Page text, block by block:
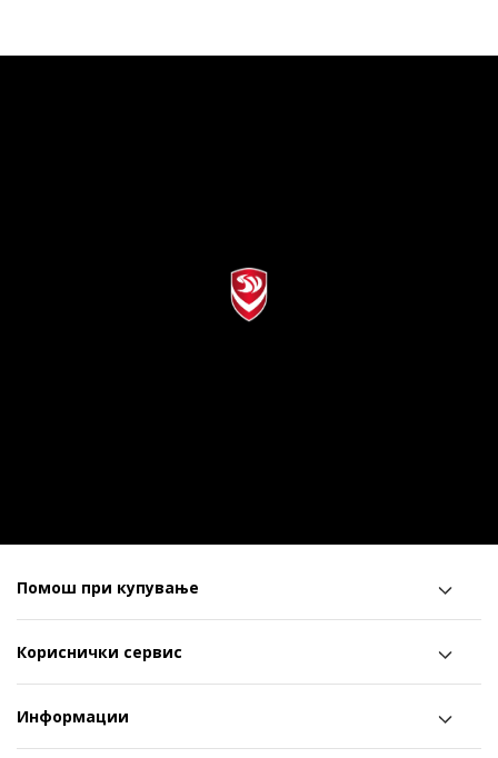
Помош при купување
Кориснички сервис
Информации